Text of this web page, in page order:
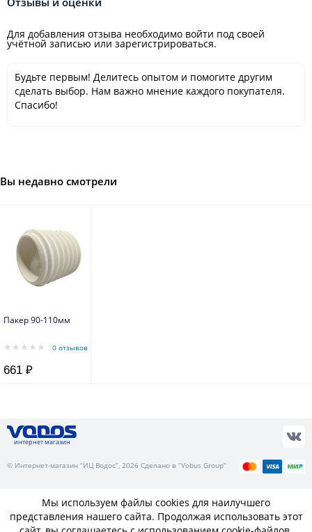
Для добавления отзыва необходимо войти под своей
учётной записью или зарегистрироваться.
Будьте первым! Делитесь опытом и помогите другим
сделать выбор. Нам важно мнение каждого покупателя.
Спасибо!
Вы недавно смотрели
Пакер 90-110мм
0 отзывов
661 ₽
интернет магазин
© Интернет-магазин “ИЦ Водос”, 2026 Сделано в “Vobus Group”
Мы используем файлы cookies для наилучшего
представления нашего сайта. Продолжая использовать этот